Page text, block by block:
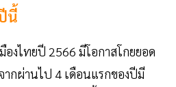
นี้
องไทยปี 2566 มีโอกาสโกยยอด
กผ่านไป 4 เดือนแรกของปีมี